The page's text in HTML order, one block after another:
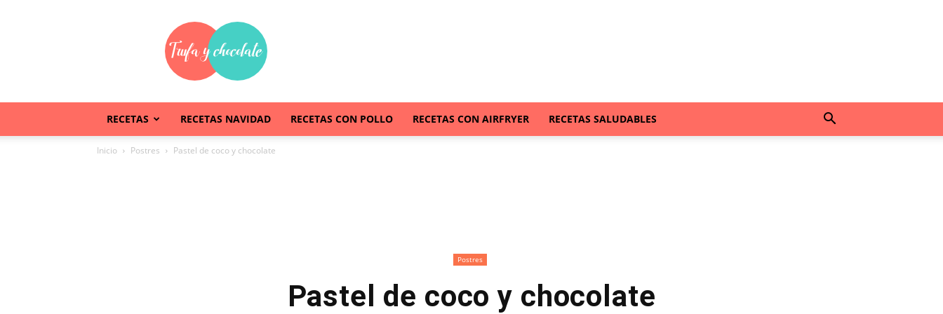
Trufaychocolate
RECETAS RECETAS NAVIDAD RECETAS CON POLLO RECETAS CON AIRFRYER RECETAS SALUDABLES
Inicio Postres Pastel de coco y chocolate
Postres
Pastel de coco y chocolate